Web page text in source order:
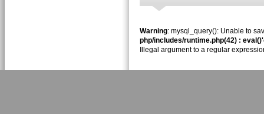
Warning: mysql_query(): Unable to
php/includes/runtime.php(42) :
Illegal argument to a regular